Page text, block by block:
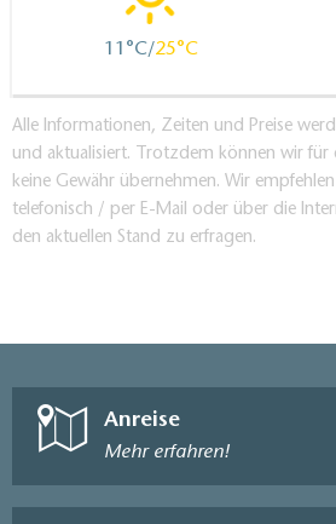
11 25
Alle Informationen, Zeiten und Preise
und aktualisiert. Trotzdem können wir für
keine Gewähr übernehmen. Wir
telefonisch / per E-Mail oder über die
den aktuellen Stand zu erfragen.
Anreise
Mehr erfahren!